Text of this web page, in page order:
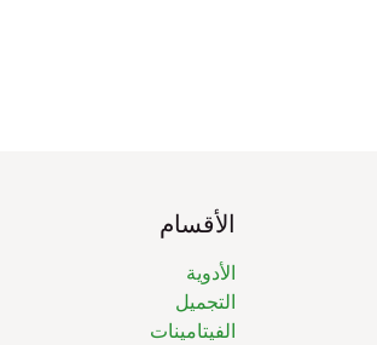
الأقسام
الأدوية
التجميل
الفيتامينات